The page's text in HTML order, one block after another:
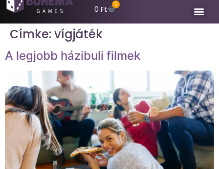
0Ft 0
Címke: vígjáték
A legjobb házibuli filmek